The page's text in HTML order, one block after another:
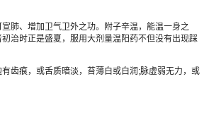
肺、增加卫气卫外之功。附子辛温，能温一身之
治时正是盛夏，服用大剂量温阳药不但没有出现踩
齿痕，或舌质暗淡，苔薄白或白润;脉虚弱无力，或